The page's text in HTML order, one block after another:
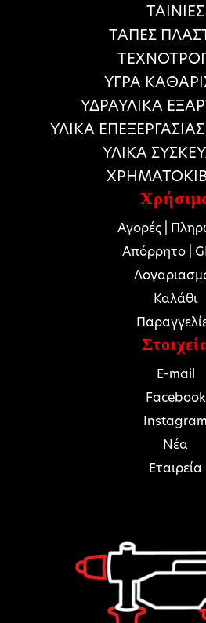
ΤΑΙΝΙΕΣ
ΤΑΠΕΣ
ΥΓΡΑ
ΥΔΡΑΥΛΙΚΑ
ΥΛΙΚΑ
ΥΛΙΚΑ
Αγορές |
Απόρρητο |
Καλάθι
E-mail
Facebook
Instagram
Νέα
Εταιρεία